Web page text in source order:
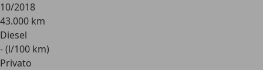
10/2018
43.000 km
Diesel
- (l/100 km)
Privato